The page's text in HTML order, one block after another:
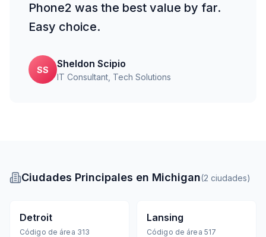
Phone2 was the best value by far.
Easy choice.
SS
Sheldon Scipio
IT Consultant , Tech Solutions
Ciudades Principales en Michigan(2 ciudades)
Detroit
Código de área 313
Lansing
Código de área 517